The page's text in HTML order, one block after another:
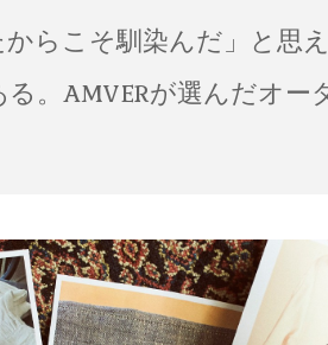
からこそ馴染んだ」と思
。AMVERが選んだオー